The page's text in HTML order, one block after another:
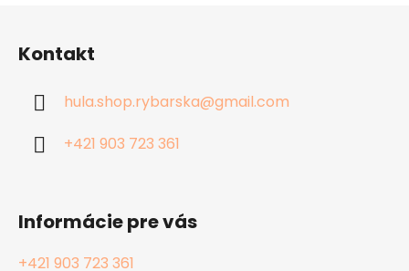
Kontakt
hula.shop.rybarska@gmail.com
+421 903 723 361
Informácie pre vás
+421 903 723 361